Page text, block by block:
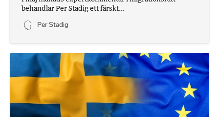
behandlar Per Stadig ett färskt...
Per Stadig